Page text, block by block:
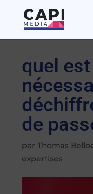
quel
de
par Thomas
expertises